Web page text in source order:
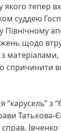
якого тепер
суддею
щодо
спричинити
“карусель” з
Татькова-
Івченко